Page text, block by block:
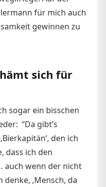
für mich auch
gewinnen zu
sich für
sogar ein bisschen
“Da gibt’s
den ich
dass ich den
auch wenn der nicht
‚Mensch, da